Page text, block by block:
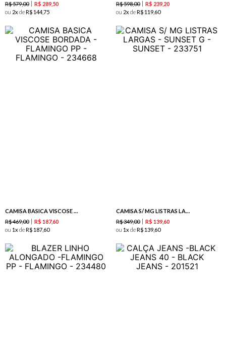
R$579,00 R$ 289 50
ou 2 deR$ 14475
R$598,00 R$ 239 20
ou 2 deR$ 119 60
CAMISA BASICA VISCOSE BORDADA - FLAMINGO
R$469,00 R$ 187,60
ou 1 deR$ 187 60
CAMISA S/ MG LISTRAS LARGAS - SUNSET
R$349,00 R$ 13960
ou 1 deR$ 139 60